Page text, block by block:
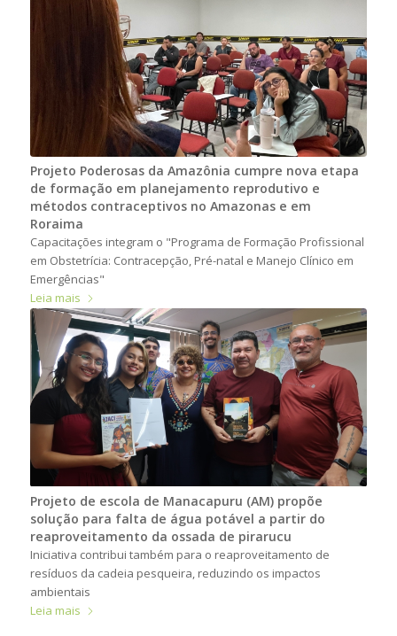
Projeto Poderosas da Amazônia cumpre nova etapa
de formação em planejamento reprodutivo e
métodos contraceptivos no Amazonas e em
Roraima
Capacitações integram o "Programa de Formação Profissional
em Obstetrícia: Contracepção, Pré-natal e Manejo Clínico em
Emergências"
Leia mais
Projeto de escola de Manacapuru (AM) propõe
solução para falta de água potável a partir do
reaproveitamento da ossada de pirarucu
Iniciativa contribui também para o reaproveitamento de
resíduos da cadeia pesqueira, reduzindo os impactos
ambientais
Leia mais